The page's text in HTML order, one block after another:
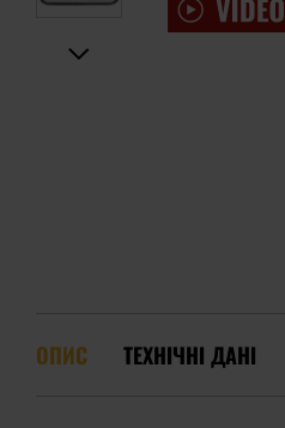
ОПИС ТЕХНІЧНІ ДАНІ